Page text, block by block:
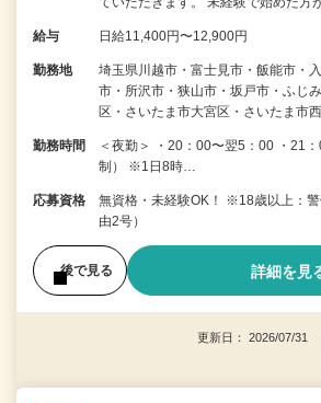
給与 日給11,400円〜12,900円
勤務地
埼玉県川越市・富士見市・飯能市・
市・所沢市・狭山市・坂戸市・ふじ
区・さいたま市大宮区・さいたま市
勤務時間
＜夜勤＞ ・20：00〜翌5：00 ・21
制） ※1日8時…
応募資格
無資格・未経験OK！ ※18歳以上：
由2号）
後で見る 詳細を見
更新日： 2026/07/31